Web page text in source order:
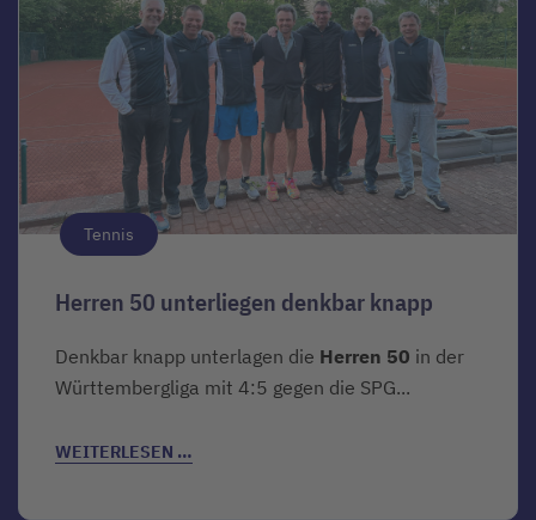
Tennis
Herren 50 unterliegen denkbar knapp
Denkbar knapp unterlagen die Herren 50 in der
Württembergliga mit 4:5 gegen die SPG...
WEITERLESEN …